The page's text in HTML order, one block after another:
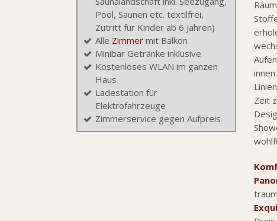
Pool, Saunen etc. textilfrei,
Zutritt für Kinder ab 6 Jahren)
Alle Zimmer mit Balkon
Minibar Getränke inklusive
Kostenloses WLAN im ganzen
Haus
Ladestation für
Elektrofahrzeuge
Zimmerservice gegen Aufpreis
Zeit